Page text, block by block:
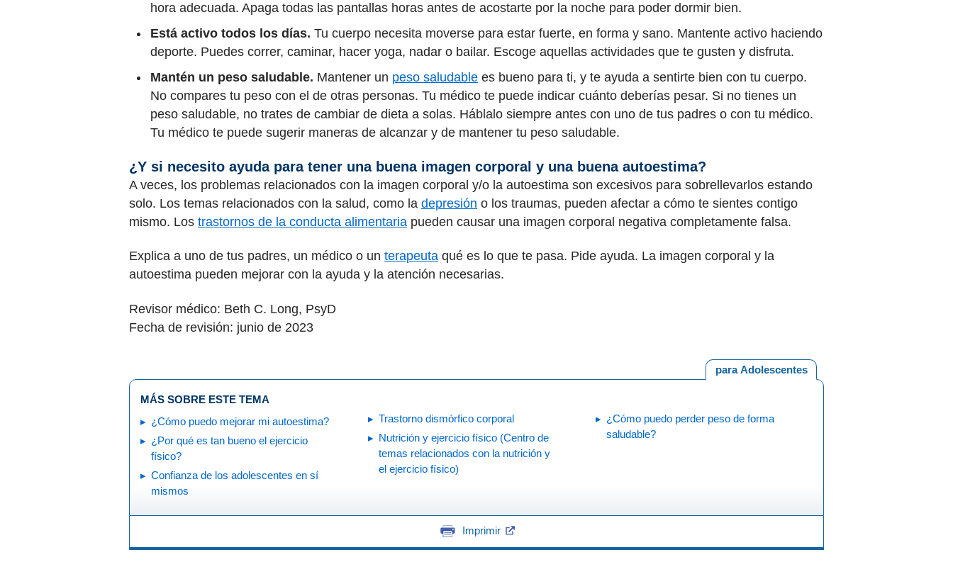
hora adecuada. Apaga todas las pantallas horas antes de acostarte por la noche para poder dormir bien.
Está activo todos los días. Tu cuerpo necesita moverse para estar fuerte, en forma y sano. Mantente activo haciendo
deporte. Puedes correr, caminar, hacer yoga, nadar o bailar. Escoge aquellas actividades que te gusten y disfruta.
Mantén un peso saludable. Mantener un peso saludable es bueno para ti, y te ayuda a sentirte bien con tu cuerpo.
No compares tu peso con el de otras personas. Tu médico te puede indicar cuánto deberías pesar. Si no tienes un
peso saludable, no trates de cambiar de dieta a solas. Háblalo siempre antes con uno de tus padres o con tu médico.
Tu médico te puede sugerir maneras de alcanzar y de mantener tu peso saludable.
¿Y si necesito ayuda para tener una buena imagen corporal y una buena autoestima?
A veces, los problemas relacionados con la imagen corporal y/o la autoestima son excesivos para sobrellevarlos estando
solo. Los temas relacionados con la salud, como la depresión o los traumas, pueden afectar a cómo te sientes contigo
mismo. Los trastornos de la conducta alimentaria pueden causar una imagen corporal negativa completamente falsa.
Explica a uno de tus padres, un médico o un terapeuta qué es lo que te pasa. Pide ayuda. La imagen corporal y la
autoestima pueden mejorar con la ayuda y la atención necesarias.
Revisor médico: Beth C. Long, PsyD
Fecha de revisión: junio de 2023
para Adolescentes
MÁS SOBRE ESTE TEMA
¿Cómo puedo mejorar mi autoestima?
¿Por qué es tan bueno el ejercicio
físico?
Confianza de los adolescentes en sí
mismos
Trastorno dismórfico corporal
Nutrición y ejercicio físico (Centro de
temas relacionados con la nutrición y
el ejercicio físico)
¿Cómo puedo perder peso de forma
saludable?
Imprimir